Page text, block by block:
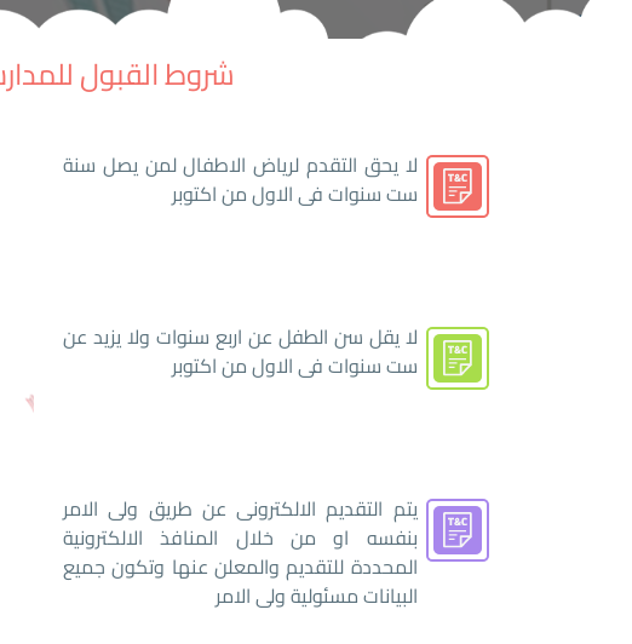
شروط القبول
لا يحق التقدم لرياض الاطفال لمن يصل سنة
ست سنوات فى الاول من اكتوبر
لا يقل سن الطفل عن اربع سنوات ولا يزيد عن
ست سنوات فى الاول من اكتوبر
يتم التقديم الالكترونى عن طريق ولى الامر
بنفسه او من خلال المنافذ الالكترونية
المحددة للتقديم والمعلن عنها وتكون جميع
البيانات مسئولية ولى الامر